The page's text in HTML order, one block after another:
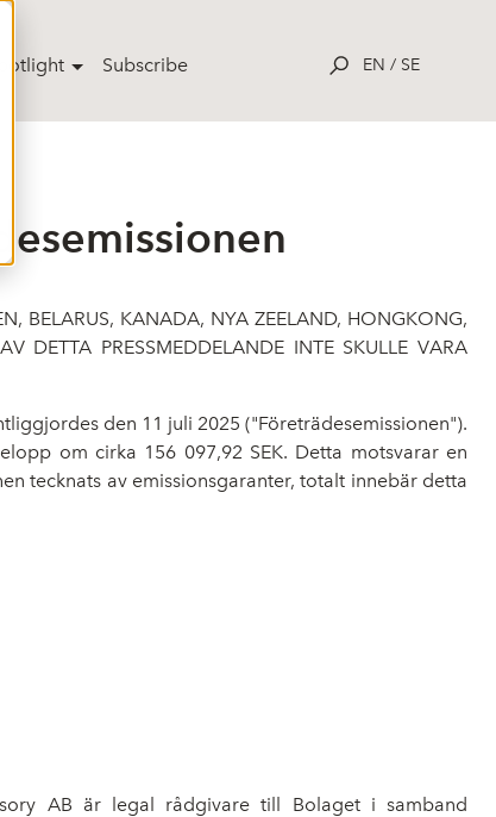
Subscribe EN / SE
BELARUS, KANADA, NYA ZEELAND, HONGKONG,
DETTA PRESSMEDDELANDE INTE SKULLE VARA
den 11 juli 2025 ("Företrädesemissionen").
om cirka 156 097,92 SEK. Detta motsvarar en
tecknats av emissionsgaranter, totalt innebär detta
AB är legal rådgivare till Bolaget i samband